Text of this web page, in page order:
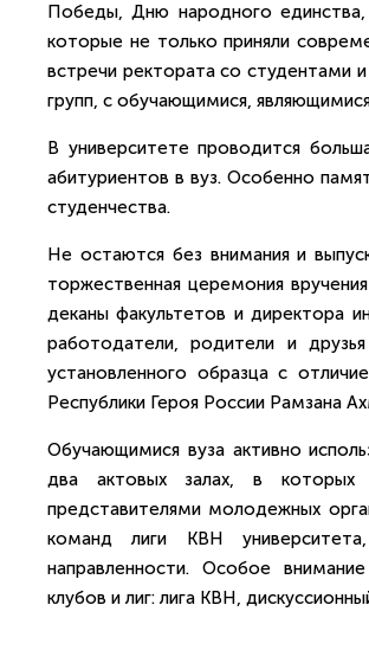
Победы, Дню народного
которые не только приняли
встречи ректората со студентами
групп, с обучающимися,
В университете проводится
абитуриентов в вуз. Особенно
студенчества.
Не остаются без внимания и
торжественная церемония
деканы факультетов и директора
работодатели, родители и
установленного образца с
Республики Героя России Рамзана
Обучающимися вуза активно
два актовых залах, в которых
представителями молодежных
команд лиги КВН
направленности. Особое
клубов и лиг: лига КВН,